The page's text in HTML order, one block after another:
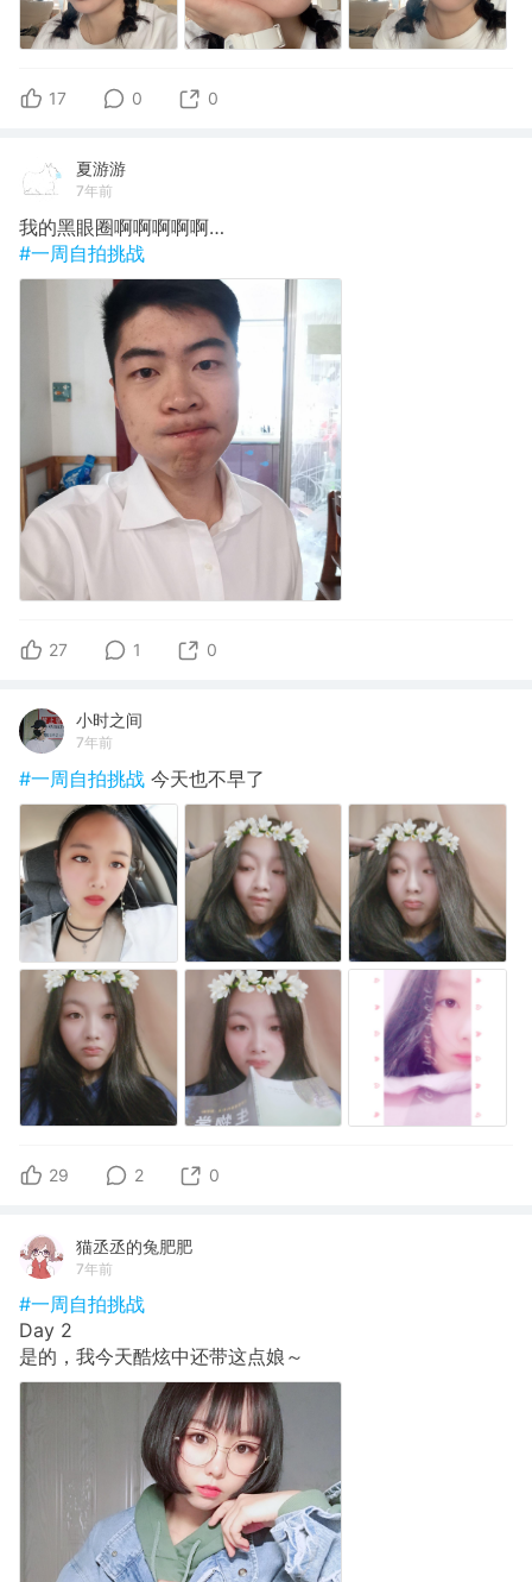
17 0 0
夏游游
7年前
我的黑眼圈啊啊啊啊啊…
#一周自拍挑战
27 1 0
小时之间
7年前
#一周自拍挑战 今天也不早了
29 2 0
猫丞丞的兔肥肥
7年前
#一周自拍挑战
Day 2
是的，我今天酷炫中还带这点娘～